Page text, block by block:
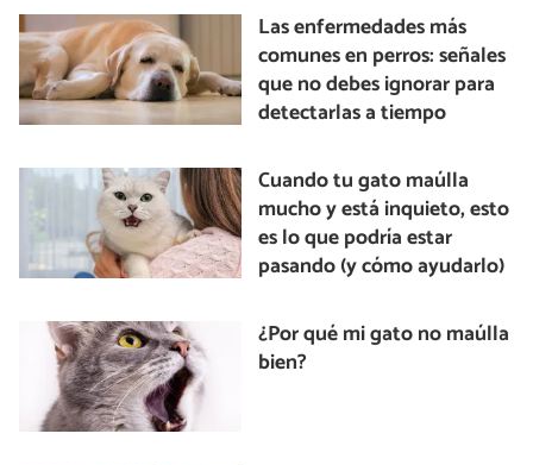
Las enfermedades más
comunes en perros: señales
que no debes ignorar para
detectarlas a tiempo
Cuando tu gato maúlla
mucho y está inquieto, esto
es lo que podría estar
pasando (y cómo ayudarlo)
¿Por qué mi gato no maúlla
bien?